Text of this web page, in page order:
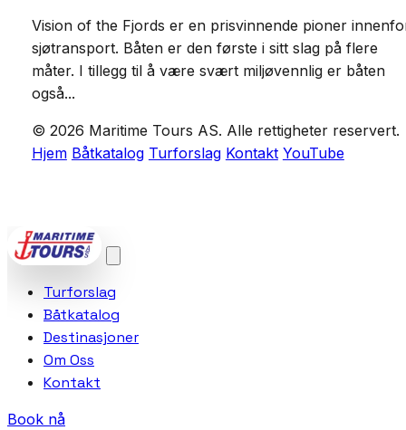
Vision of the Fjords er en prisvinnende pioner
sjøtransport. Båten er den første i sitt slag på flere
måter. I tillegg til å være svært miljøvennlig er båten
også...
© 2026 Maritime Tours AS. Alle rettigheter reservert.
Hjem Båtkatalog Turforslag Kontakt YouTube
Turforslag
Båtkatalog
Destinasjoner
Om Oss
Kontakt
Book nå